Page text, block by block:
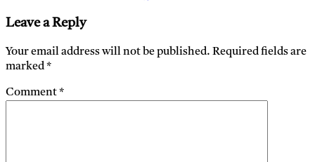
Leave a Reply
Your email address will not be published. Required fields are
marked*
Comment*